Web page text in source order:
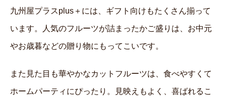
九州屋プラスplus＋には、ギフト向けもたくさん揃って
います。人気のフルーツが詰まったかご盛りは、お中元
やお歳暮などの贈り物にもってこいです。
また見た目も華やかなカットフルーツは、食べやすくて
ホームパーティにぴったり。見映えもよく、喜ばれるこ